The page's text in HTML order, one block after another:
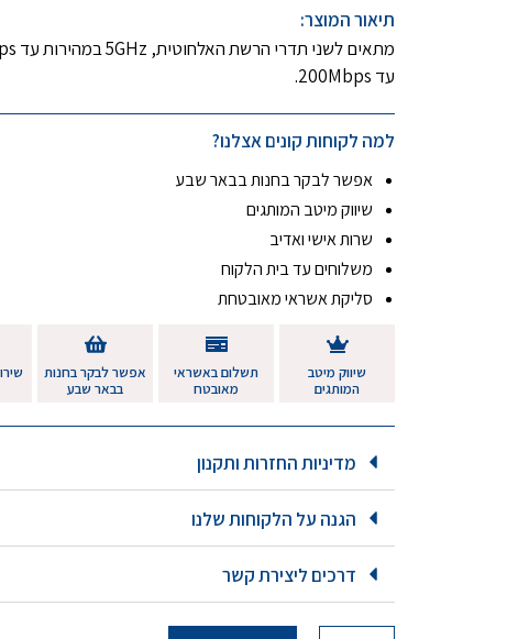
תיאור המוצר:
עד 200Mbps.
למה לקוחות קונים אצלנו?
אפשר לבקר בחנות בבאר שבע
שיווק מיטב המותגים
שרות אישי ואדיב
משלוחים עד בית הלקוח
סליקת אשראי מאובטחת
שיווק מיטב
המותגים
תשלום באשראי
מאובטח
אפשר לבקר בחנות
בבאר שבע
מדיניות החזרות ותקנון
הגנה על הלקוחות שלנו
דרכים ליצירת קשר